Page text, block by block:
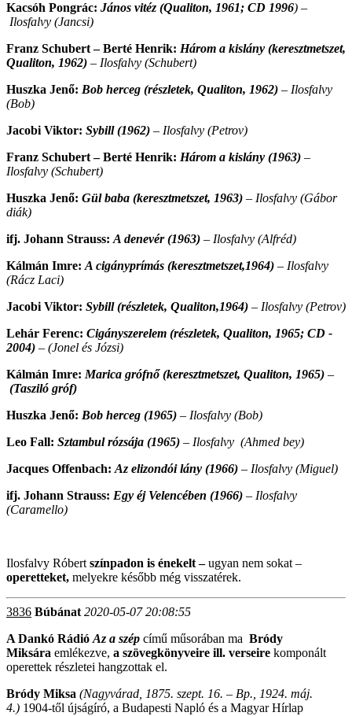
Kacsóh Pongrác: János vitéz (Qualiton, 1961; CD 1996) –
Ilosfalvy (Jancsi)
Franz Schubert – Berté Henrik: Három a kislány (keresztmetszet,
Qualiton, 1962) – Ilosfalvy (Schubert)
Huszka Jenő: Bob herceg (részletek, Qualiton, 1962) – Ilosfalvy
(Bob)
Jacobi Viktor: Sybill (1962) – Ilosfalvy (Petrov)
Franz Schubert – Berté Henrik: Három a kislány (1963) –
Ilosfalvy (Schubert)
Huszka Jenő: Gül baba (keresztmetszet, 1963) – Ilosfalvy (Gábor
diák)
ifj. Johann Strauss: A denevér (1963) – Ilosfalvy (Alfréd)
Kálmán Imre: A cigányprímás (keresztmetszet,1964) – Ilosfalvy
(Rácz Laci)
Jacobi Viktor: Sybill (részletek, Qualiton,1964) – Ilosfalvy (Petrov)
Lehár Ferenc: Cigányszerelem (részletek, Qualiton, 1965; CD -
2004) – (Jonel és Józsi)
Kálmán Imre: Marica grófnő (keresztmetszet, Qualiton, 1965) –
(Tasziló gróf)
Huszka Jenő: Bob herceg (1965) – Ilosfalvy (Bob)
Leo Fall: Sztambul rózsája (1965) – Ilosfalvy (Ahmed bey)
Jacques Offenbach: Az elizondói lány (1966) – Ilosfalvy (Miguel)
ifj. Johann Strauss: Egy éj Velencében (1966) – Ilosfalvy
(Caramello)
Ilosfalvy Róbert színpadon is énekelt –ugyan nem sokat –
operetteket, melyekre később még visszatérek.
3836 Búbánat 2020-05-07 20:08:55
A Dankó Rádió Az a szép című műsorában ma Bródy
Miksára emlékezve, a szövegkönyveire ill. verseire komponált
operettek részletei hangzottak el.
Bródy Miksa (Nagyvárad, 1875. szept. 16. – Bp., 1924. máj.
4.) 1904-től újságíró, a Budapesti Napló és a Magyar Hírlap